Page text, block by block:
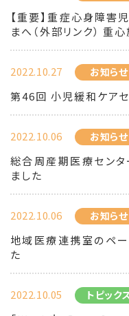
【重要】重症心身障害
まへ（外部リンク） 重
2022.10.27 お知らせ
第46回 小児緩和ケア
2022.10.06 お知らせ
総合周産期医療センタ
ました
2022.10.06 お知らせ
地域医療連携室のペー
た
2022.10.05 トピック